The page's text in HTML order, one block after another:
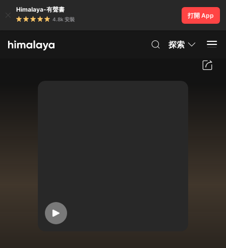
Himalaya-有聲書
4.8k 安裝
打開 App
探索